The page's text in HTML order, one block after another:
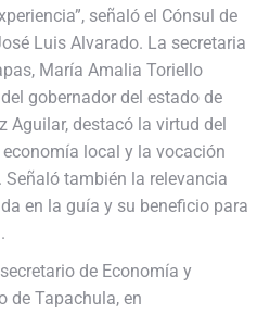
señaló el Cónsul de
Luis Alvarado. La secretaria
María Amalia Toriello
gobernador del estado de
Aguilar, destacó la virtud del
local y la vocación
también la relevancia
en la guía y su beneficio para
de Economía y
de Tapachula, en